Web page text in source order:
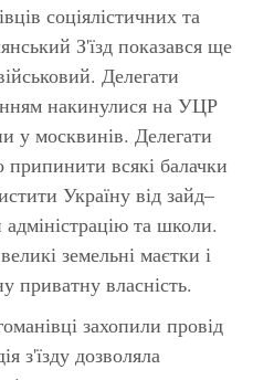
соціялістичних та
З'їзд показався ще
Делегати
накинулися на УЦР
у москвинів. Делегати
всякі балачки
Україну від зайд–
адміністрацію та школи.
земельні маєтки і
приватну власність.
захопили провід
з'їзду дозволяла